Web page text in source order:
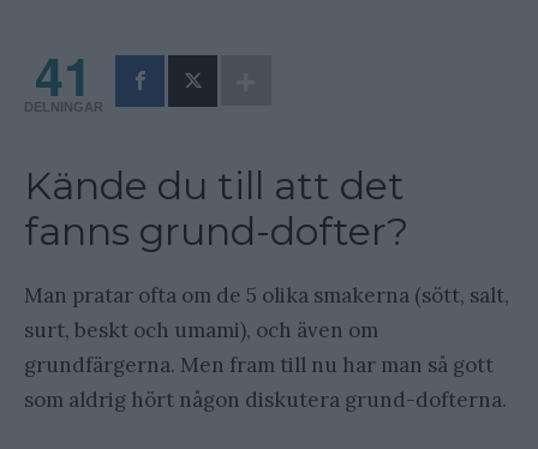
41
DELNINGAR
Kände du till att det
fanns grund-dofter?
Man pratar ofta om de 5 olika smakerna (sött, salt,
surt, beskt och umami), och även om
grundfärgerna. Men fram till nu har man så gott
som aldrig hört någon diskutera grund-dofterna.